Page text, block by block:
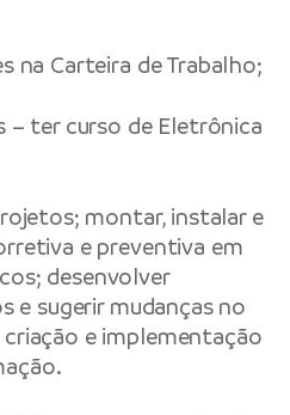
na Carteira de Trabalho;
– ter curso de Eletrônica
montar, instalar e
e preventiva em
desenvolver
e sugerir mudanças no
e implementação